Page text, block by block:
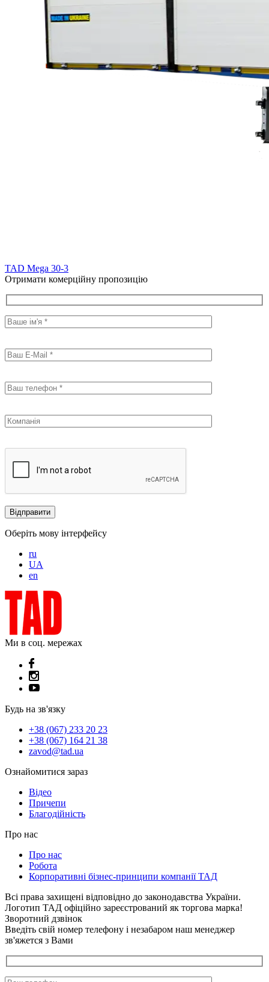
TAD Mega 30-3
Отримати комерційну пропозицію
Оберіть мову інтерфейсу
ru
UA
en
Ми в соц. мережах
Будь на зв'язку
+38 (067) 233 20 23
+38 (067) 164 21 38
zavod@tad.ua
Ознайомитися зараз
Відео
Причепи
Благодійність
Про нас
Про нас
Робота
Корпоративні бізнес-принципи компанії ТАД
Всі права захищені відповідно до законодавства України.
Логотип ТАД офіційно зареєстрований як торгова марка!
Зворотний дзвінок
Введіть свій номер телефону і незабаром наш менеджер
зв'яжется з Вами